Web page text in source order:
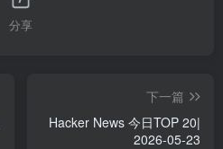
分享
下一篇
Hacker News 今日TOP 20|
2026-05-23